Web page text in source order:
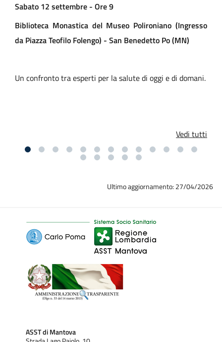
Sabato 12 settembre - Ore 9
Biblioteca Monastica del Museo Polironiano (Ingresso
da Piazza Teofilo Folengo) - San Benedetto Po (MN)
Un confronto tra esperti per la salute di oggi e di domani.
Vedi tutti
Ultimo aggiornamento: 27/04/2026
ASST di Mantova